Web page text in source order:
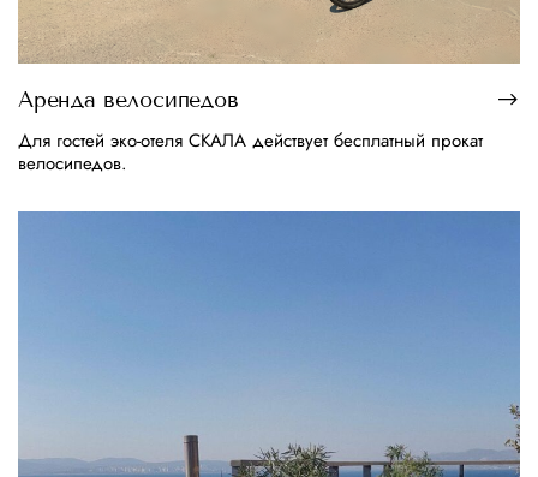
Аренда велосипедов
Для гостей эко-отеля СКАЛА действует бесплатный прокат
велосипедов.